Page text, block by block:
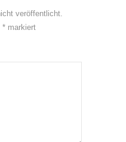
veröffentlicht.
* markiert